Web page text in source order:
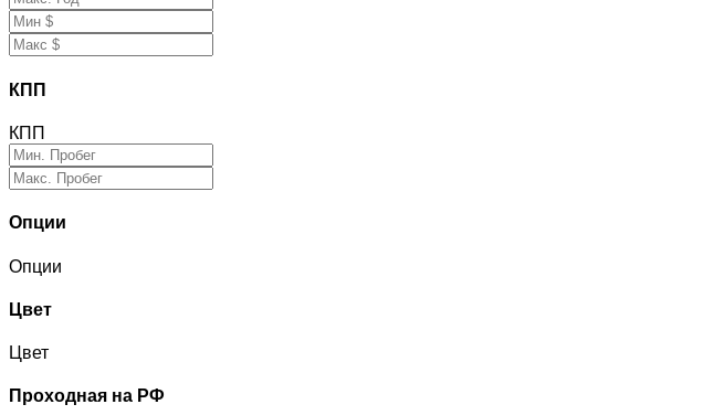
КПП
КПП
Опции
Опции
Цвет
Цвет
Проходная на РФ